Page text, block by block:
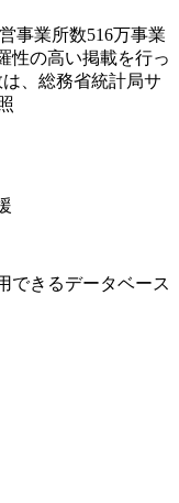
事業所数516万事業
性の高い掲載を行っ
、総務省統計局サ
できるデータベース